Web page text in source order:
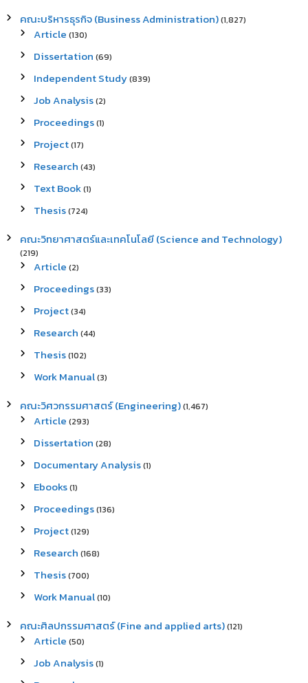
คณะบริหารธุรกิจ (Business Administration)(1,827)
Article (130)
Dissertation (69)
Independent Study(839)
Job Analysis(2)
Proceedings(1)
Project(17)
Research (43)
Text Book(1)
Thesis(724)
คณะวิทยาศาสตร์และเทคโนโลยี (Science and Technology)
(219)
Article (2)
Proceedings(33)
Project(34)
Research (44)
Thesis(102)
Work Manual(3)
คณะวิศวกรรมศาสตร์ (Engineering)(1,467)
Article (293)
Dissertation (28)
Documentary Analysis(1)
Ebooks(1)
Proceedings(136)
Project(129)
Research (168)
Thesis(700)
Work Manual(10)
คณะศิลปกรรมศาสตร์ (Fine and applied arts)(121)
Article (50)
Job Analysis(1)